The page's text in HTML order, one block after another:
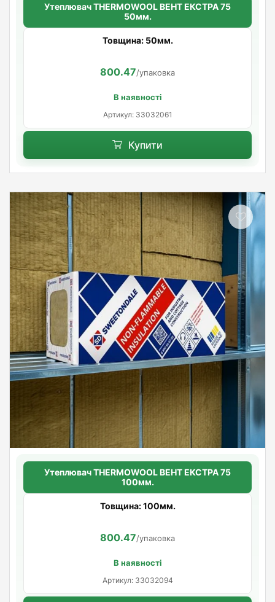
Утеплювач THERMOWOOL ВЕНТ ЕКСТРА 75
50мм.
Товщина: 50мм.
800.47/упаковка
В наявності
Артикул: 33032061
Купити
Утеплювач THERMOWOOL ВЕНТ ЕКСТРА 75
100мм.
Товщина: 100мм.
800.47/упаковка
В наявності
Артикул: 33032094